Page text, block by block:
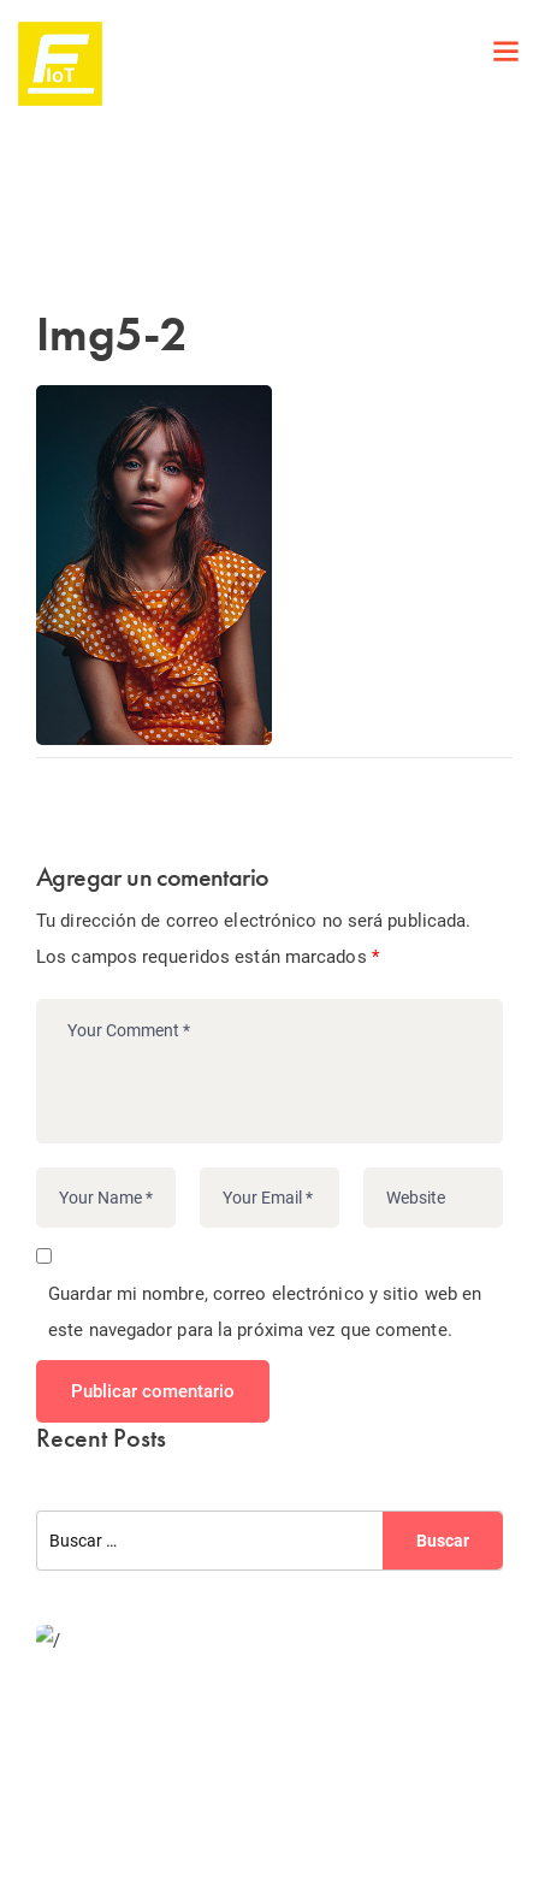
Img5-2
Agregar un comentario
Tu dirección de correo electrónico no será publicada.
Los campos requeridos están marcados *
Guardar mi nombre, correo electrónico y sitio web en
este navegador para la próxima vez que comente.
Publicar comentario
Recent Posts